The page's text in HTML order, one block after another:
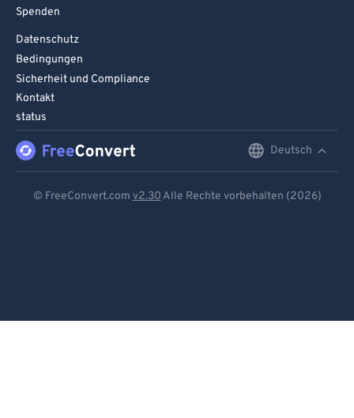
Spenden
Datenschutz
Bedingungen
Sicherheit und Compliance
Kontakt
status
Deutsch
© FreeConvert.com v2.30 Alle Rechte vorbehalten (2026)